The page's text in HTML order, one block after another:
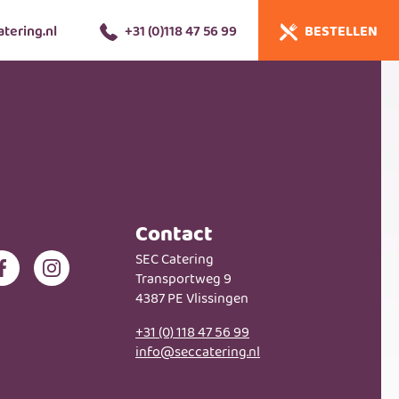
+31 (0)118 47 56 99 BESTELLEN
Contact
SEC Catering
Transportweg 9
4387 PE Vlissingen
+31 (0) 118 47 56 99
info@seccatering.nl